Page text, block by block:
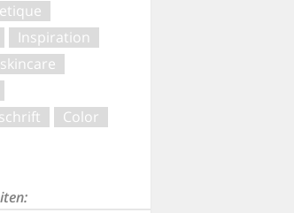
Inspiration
skincare
Color